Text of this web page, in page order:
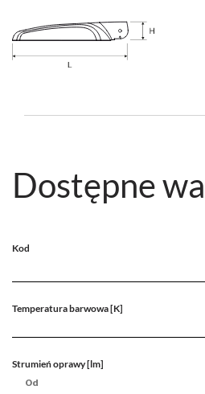
Dostępne
Kod
Temperatura barwowa [K]
Strumień oprawy [lm]